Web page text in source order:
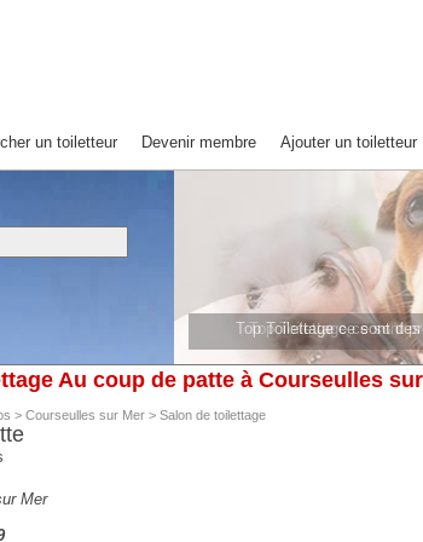
un toiletteur Devenir membre Ajouter un toiletteur
Top Toilettage ce sont
Top Toilettage ce sont
Au coup de patte à Courseulles
> Courseulles sur Mer> Salon de toilettage
Mer